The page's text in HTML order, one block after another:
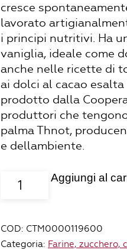
cresce
lavorato
i principi nutritivi. Ha
vaniglia, ideale come
anche nelle ricette di
ai dolci al cacao
prodotto dalla
produttori che
palma Thnot,
e dellambiente.
Fior
zucchero
di
Aggiungi al
COD: CTM0000119600
Categoria: Farine, zucchero,